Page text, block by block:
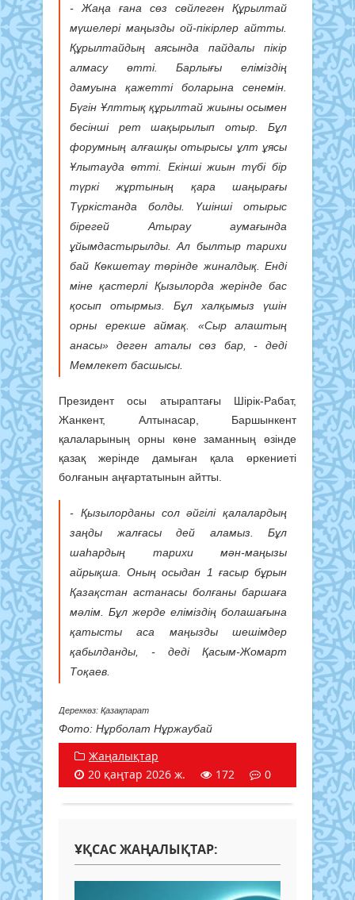
- Жаңа ғана сөз сөйлеген Құрылтай
мүшелері маңызды ой-пікірлер айтты.
Құрылтайдың аясында пайдалы пікір
алмасу өтті. Барлығы еліміздің
дамуына қажетті боларына сенемін.
Бүгін Ұлттық құрылтай жиыны осымен
бесінші рет шақырылып отыр. Бұл
форумның алғашқы отырысы ұлт ұясы
Ұлытауда өтті. Екінші жиын түбі бір
түркі жұртының қара шаңырағы
Түркістанда болды. Үшінші отырыс
бірегей Атырау аумағында
ұйымдастырылды. Ал былтыр тарихи
бай Көкшетау төрінде жиналдық. Енді
міне қастерлі Қызылорда жерінде бас
қосып отырмыз. Бұл халқымыз үшін
орны ерекше аймақ. «Сыр алаштың
анасы» деген аталы сөз бар, - деді
Мемлекет басшысы.
Президент осы атыраптағы Шірік-Рабат,
Жанкент, Алтынасар, Баршынкент
қалаларының орны көне заманның өзінде
қазақ жерінде дамыған қала өркениеті
болғанын аңғартатынын айтты.
- Қызылорданы сол әйгілі қалалардың
заңды жалғасы дей аламыз. Бұл
шаһардың тарихи мән-маңызы
айрықша. Оның осыдан 1 ғасыр бұрын
Қазақстан астанасы болғаны баршаға
мәлім. Бұл жерде еліміздің болашағына
қатысты аса маңызды шешімдер
қабылданды, - деді Қасым-Жомарт
Тоқаев.
Дереккөз: Қазақпарат
Фото: Нұрболат Нұржаубай
Жаңалықтар
20 қаңтар 2026 ж.
172 0
ҰҚСАС ЖАҢАЛЫҚТАР: